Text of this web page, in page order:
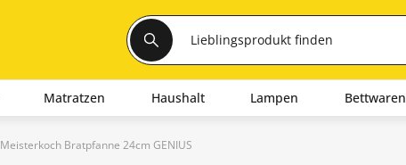
Matratzen Haushalt Lampen Bettwaren
Meisterkoch Bratpfanne 24cm GENIUS